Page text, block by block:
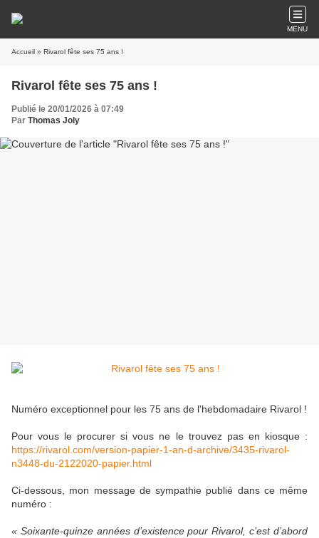
MENU
Accueil » Rivarol fête ses 75 ans !
Rivarol fête ses 75 ans !
Publié le 20/01/2026 à 07:49
Par Thomas Joly
Numéro exceptionnel pour les 75 ans de l'hebdomadaire Rivarol !
Pour vous le procurer si vous ne le trouvez pas en kiosque :
https://rivarol.com/version-papier-1-an-d-archive/3435-rivarol-
n3448-du-2122020-papier.html
Ci-dessous, mon message de sympathie publié dans ce même
numéro :
« Soixante-quinze années d’existence pour Rivarol, c’est d’abord